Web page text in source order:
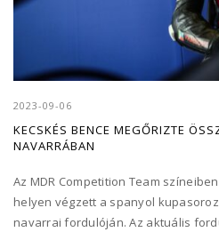
2023-09-06
KECSKÉS BENCE MEGŐRIZTE
NAVARRÁBAN
Az MDR Competition Team
helyen végzett a spanyol
navarrai fordulóján. Az aktuális